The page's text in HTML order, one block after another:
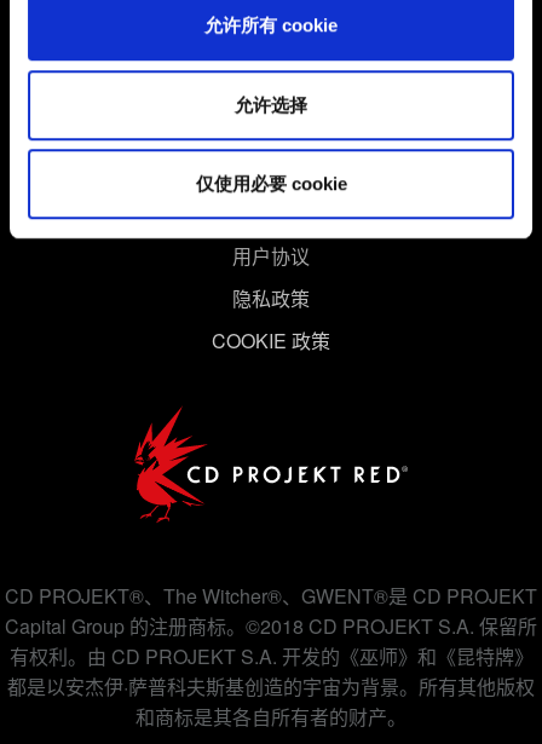
您可以在下面的"设置"菜单中找到有关我们使用 Cookie 的
其中的内容并准备好继续，请点击"确定"。
允许所有 cookie
允许选择
仅使用必要 cookie
简体中文
保持联系
用户协议
隐私政策
COOKIE 政策
CD PROJEKT®、The Witcher®、GWENT®是 CD PROJEKT
Capital Group 的注册商标。©2018 CD PROJEKT S.A. 保留所
有权利。由 CD PROJEKT S.A. 开发的《巫师》和《昆特牌》
都是以安杰伊·萨普科夫斯基创造的宇宙为背景。所有其他版权
和商标是其各自所有者的财产。